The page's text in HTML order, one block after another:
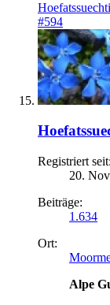
#594
Registriert seit:
20.
Beiträge:
1.634
Ort:
Alpe